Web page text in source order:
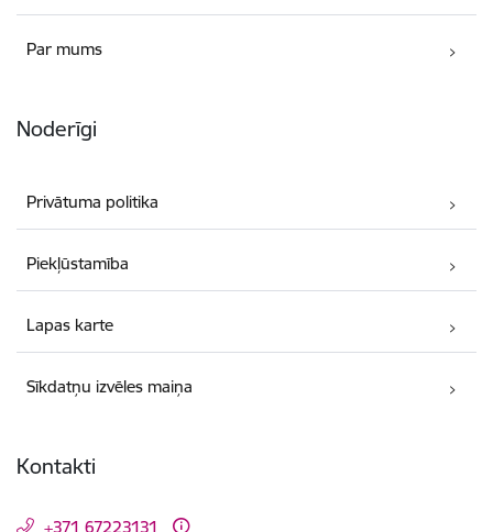
Par mums
Noderīgi
Privātuma politika
Piekļūstamība
Lapas karte
Sīkdatņu izvēles maiņa
Kontakti
+371 67223131